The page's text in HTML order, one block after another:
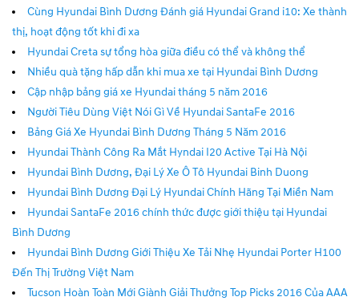
Cùng Hyundai Bình Dương Đánh giá Hyundai Grand i10: Xe thành
thị, hoạt động tốt khi đi xa
Hyundai Creta sự tổng hòa giữa điều có thể và không thể
Nhiều quà tặng hấp dẫn khi mua xe tại Hyundai Bình Dương
Cập nhập bảng giá xe Hyundai tháng 5 năm 2016
Người Tiêu Dùng Việt Nói Gì Về Hyundai SantaFe 2016
Bảng Giá Xe Hyundai Bình Dương Tháng 5 Năm 2016
Hyundai Thành Công Ra Mắt Hyndai I20 Active Tại Hà Nội
Hyundai Bình Dương, Đại Lý Xe Ô Tô Hyundai Binh Duong
Hyundai Bình Dương Đại Lý Hyundai Chính Hãng Tại Miền Nam
Hyundai SantaFe 2016 chính thức được giới thiệu tại Hyundai
Bình Dương
Hyundai Bình Dương Giới Thiệu Xe Tải Nhẹ Hyundai Porter H100
Đến Thị Trường Việt Nam
Tucson Hoàn Toàn Mới Giành Giải Thưởng Top Picks 2016 Của AAA